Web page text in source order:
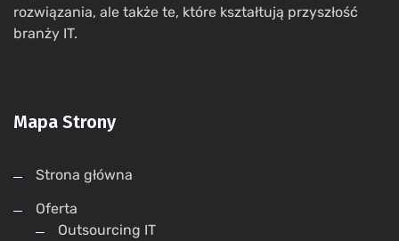
rozwiązania, ale także te, które kształtują przyszłość
branży IT.
Mapa Strony
Strona główna
Oferta
Outsourcing IT